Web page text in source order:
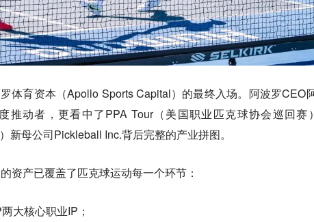
体育资本（Apollo Sports Capital）的最终入场。阿波罗CEO
推动者，更看中了PPA Tour（美国职业匹克球协会巡回赛
新母公司Pickleball Inc.背后完整的产业拼图。
资产已覆盖了匹克球运动每一个环节：
大核心职业IP；